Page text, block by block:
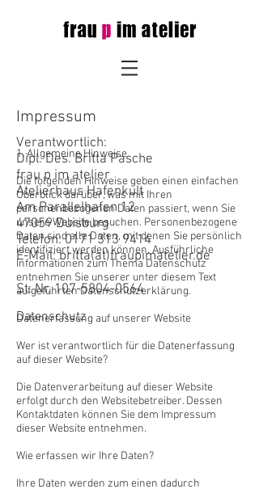
Impressum
Verantwortlich:
Dipl. Des. Britta Pasche
frau p im atelier
Atelierhaus Hafenkult
Am Parallelhafen 12
47059 Duisburg
Telefon:0171 313 9414
E-Mail: britta(at)fraupimatelier.de
St. Nr.107-5804-0564
Datenschutz
1. Allgemeine Hinweise
Die folgenden Hinweise geben einen einfachen
Überblick darüber, was mit Ihren
personenbezogenen Daten passiert, wenn Sie
unsere Website besuchen. Personenbezogene
Daten sind alle Daten, mit denen Sie persönlich
identifiziert werden können. Ausführliche
Informationen zum Thema Datenschutz
entnehmen Sie unserer unter diesem Text
aufgeführten Datenschutzerklärung.
Datenerfassung auf unserer Website
Wer ist verantwortlich für die Datenerfassung
auf dieser Website?
Die Datenverarbeitung auf dieser Website
erfolgt durch den Websitebetreiber. Dessen
Kontaktdaten können Sie dem Impressum
dieser Website entnehmen.
Wie erfassen wir Ihre Daten?
Ihre Daten werden zum einen dadurch